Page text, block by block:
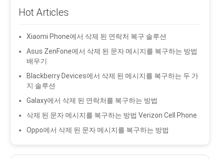
Hot Articles
Xiaomi Phone에서 삭제 된 연락처 복구 솔루션
Asus ZenFone에서 삭제 된 문자 메시지를 복구하는 방법
배우기
Blackberry Devices에서 삭제 된 메시지를 복구하는 두 가
지 솔루션
Galaxy에서 삭제 된 연락처를 복구하는 방법
삭제 된 문자 메시지를 복구하는 방법 Verizon Cell Phone
Oppo에서 삭제 된 문자 메시지를 복구하는 방법